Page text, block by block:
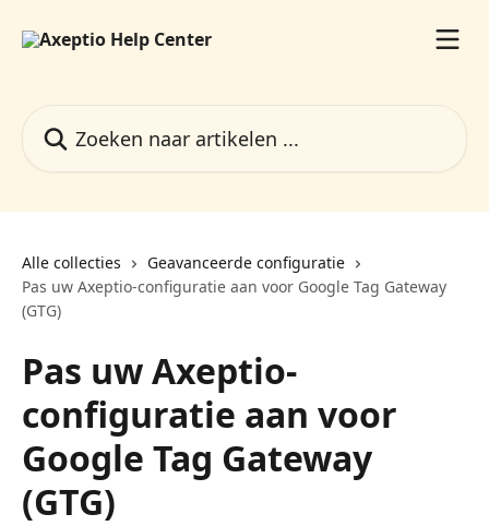
Alle collecties
Geavanceerde configuratie
Pas uw Axeptio-configuratie aan voor Google Tag Gateway
(GTG)
Pas uw Axeptio-
configuratie aan voor
Google Tag Gateway
(GTG)